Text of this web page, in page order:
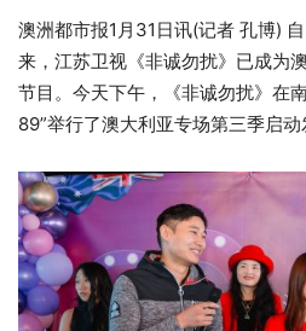
澳洲都市报1月31日讯(记者 孔博)
来，江苏卫视《非诚勿扰》已成为
节目。今天下午，《非诚勿扰》在
89”举行了澳大利亚专场第三季启动